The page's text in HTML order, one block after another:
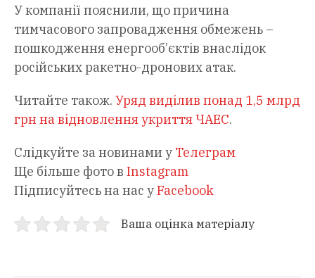
У компанії пояснили, що причина
тимчасового запровадження обмежень –
пошкодження енергооб’єктів внаслідок
російських ракетно-дронових атак.
Читайте також. Уряд виділив понад 1,5 млрд
грн на відновлення укриття ЧАЕС.
Слідкуйте за новинами у Телеграм
Ще більше фото в Instagram
Підписуйтесь на нас уFacebook
Ваша оцінка матеріалу